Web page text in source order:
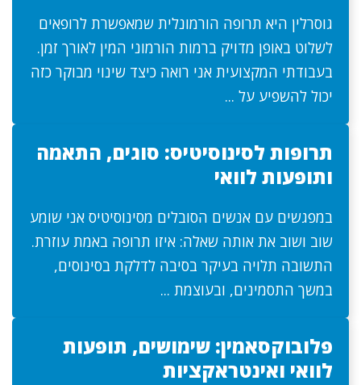
גוסרלין היא תרופה הורמונלית שמאפשרת לרופאים
לשלוט באופן מדויק ברמות הורמוני המין לאורך זמן.
בעבודתי המקצועית אני רואה כיצד שינוי מבוקר כזה
יכול להשפיע על ...
תרופות לסינוסיטיס: סוגים, התאמה
ותופעות לוואי
במפגשים עם אנשים הסובלים מסינוסיטיס אני שומע
שוב ושוב את אותה שאלה: איזו תרופה באמת עוזרת.
התשובה תלויה בעיקר בסיבה לדלקת בסינוסים,
במשך התסמינים, ובעוצמת ...
פלובוקסאמין: שימושים, תופעות
לוואי ואינטראקציות